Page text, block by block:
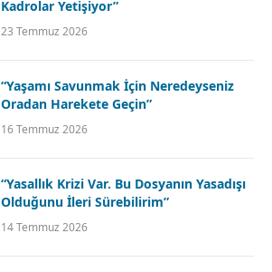
Kadrolar Yetişiyor”
23 Temmuz 2026
“Yaşamı Savunmak İçin Neredeyseniz
Oradan Harekete Geçin”
16 Temmuz 2026
“Yasallık Krizi Var. Bu Dosyanın Yasadışı
Olduğunu İleri Sürebilirim”
14 Temmuz 2026